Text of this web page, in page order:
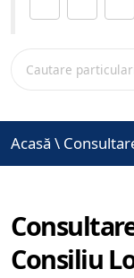
Acasă \
Consiliu